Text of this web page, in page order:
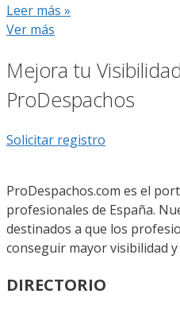
Leer más »
Ver más
Mejora tu
ProDespachos
Solicitar registro
ProDespachos.com es el
profesionales de España.
destinados a que los
conseguir mayor visibilidad
DIRECTORIO